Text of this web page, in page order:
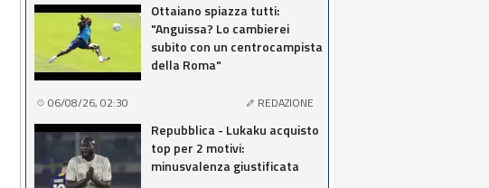
Ottaiano spiazza tutti:
"Anguissa? Lo cambierei
subito con un centrocampista
della Roma"
06/08/26, 02:30 REDAZIONE
Repubblica - Lukaku acquisto
top per 2 motivi:
minusvalenza giustificata